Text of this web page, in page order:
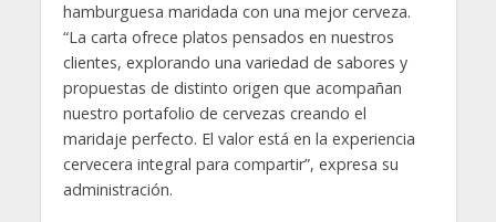
hamburguesa maridada con una mejor cerveza.
“La carta ofrece platos pensados en nuestros
clientes, explorando una variedad de sabores y
propuestas de distinto origen que acompañan
nuestro portafolio de cervezas creando el
maridaje perfecto. El valor está en la experiencia
cervecera integral para compartir”, expresa su
administración.